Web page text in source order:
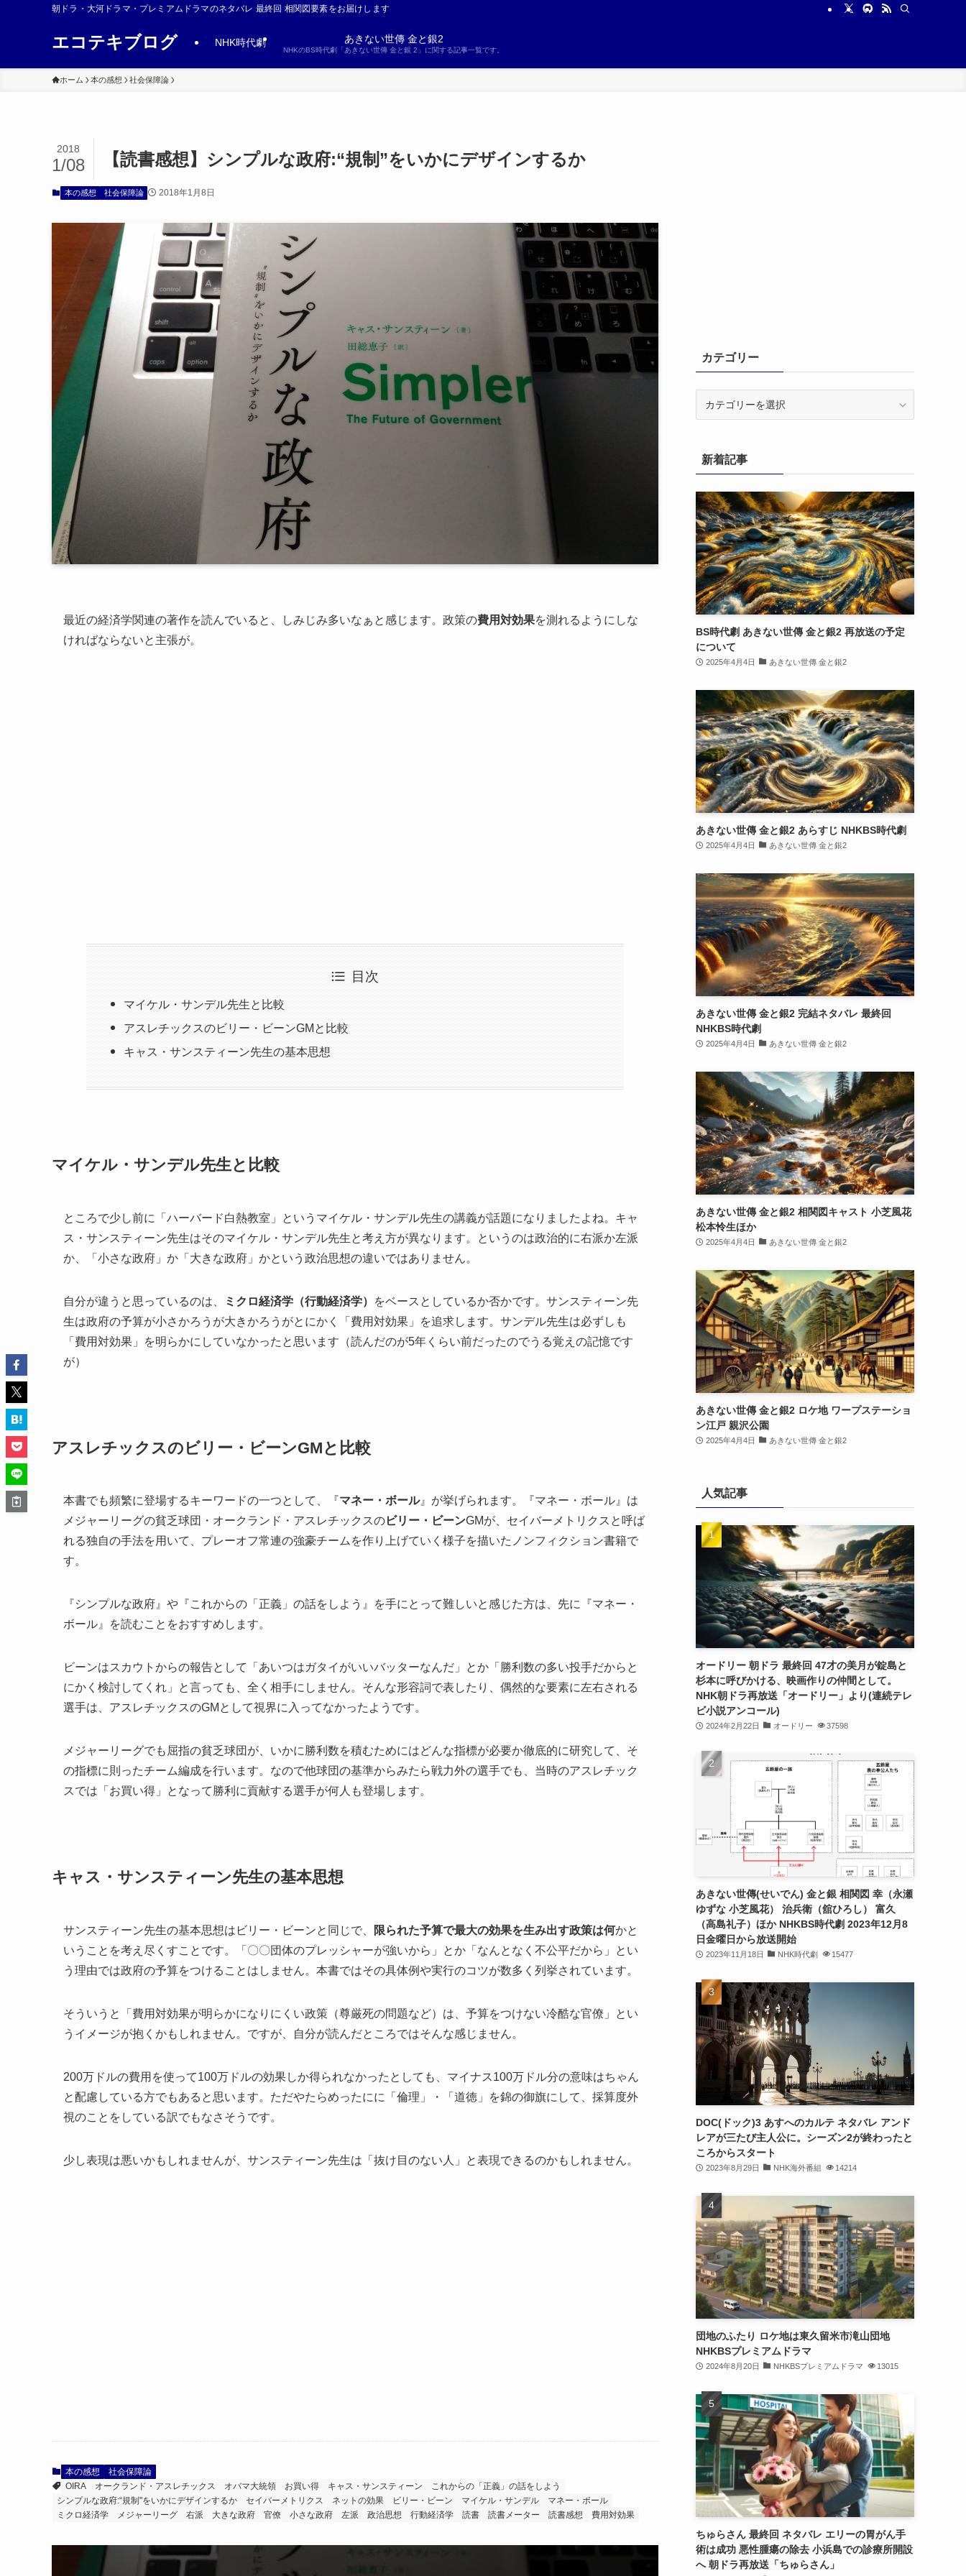
朝ドラ・大河ドラマ・プレミアムドラマのネタバレ 最終回 相関図要素をお届けします
エコテキブログ NHK時代劇 あきない世傳 金と銀2
NHKのBS時代劇「あきない世傳 金と銀 2」に関する記事一覧です。
ホーム 本の感想 社会保障論
【読書感想】シンプルな政府:“規制”をいかにデザインするか
2018
1/08
本の感想 社会保障論 2018年1月8日
最近の経済学関連の著作を読んでいると、しみじみ多いなぁと感じます。政策の費用対効果を測れるようにしな
ければならないと主張が。
目次
マイケル・サンデル先生と比較
アスレチックスのビリー・ビーンGMと比較
キャス・サンスティーン先生の基本思想
マイケル・サンデル先生と比較
ところで少し前に「ハーバード白熱教室」というマイケル・サンデル先生の講義が話題になりましたよね。キャ
ス・サンスティーン先生はそのマイケル・サンデル先生と考え方が異なります。というのは政治的に右派か左派
か、「小さな政府」か「大きな政府」かという政治思想の違いではありません。
自分が違うと思っているのは、 ミクロ経済学（行動経済学）
をベースとしているか否かです。サンスティーン先
生は政府の予算が小さかろうが大きかろうがとにかく「費用対効果」を追求します。サンデル先生は必ずしも
「費用対効果」を明らかにしていなかったと思います（読んだのが5年くらい前だったのでうる覚えの記憶です
が）
アスレチックスのビリー・ビーンGMと比較
本書でも頻繁に登場するキーワードの一つとして、『マネー・ボール』が挙げられます。『マネー・ボール』は
メジャーリーグの貧乏球団・オークランド・アスレチックスのビリー・ビーンGMが、セイバーメトリクスと呼ば
れる独自の手法を用いて、プレーオフ常連の強豪チームを作り上げていく様子を描いたノンフィクション書籍で
す。
『シンプルな政府』や『これからの「正義」の話をしよう』を手にとって難しいと感じた方は、先に『マネー・
ボール』を読むことをおすすめします。
ビーンはスカウトからの報告として「あいつはガタイがいいバッターなんだ」とか「勝利数の多い投手だからと
にかく検討してくれ」と言っても、全く相手にしません。そんな形容詞で表したり、偶然的な要素に左右される
選手は、アスレチックスのGMとして視界に入ってなかったようです。
メジャーリーグでも屈指の貧乏球団が、いかに勝利数を積むためにはどんな指標が必要か徹底的に研究して、そ
の指標に則ったチーム編成を行います。なので他球団の基準からみたら戦力外の選手でも、当時のアスレチック
スでは「お買い得」となって勝利に貢献する選手が何人も登場します。
キャス・サンスティーン先生の基本思想
サンスティーン先生の基本思想はビリー・ビーンと同じで、 限られた予算で最大の効果を生み出す政策は何かと
いうことを考え尽くすことです。「〇〇団体のプレッシャーが強いから」とか「なんとなく不公平だから」とい
う理由では政府の予算をつけることはしません。本書ではその具体例や実行のコツが数多く列挙されています。
そういうと「費用対効果が明らかになりにくい政策（尊厳死の問題など）は、予算をつけない冷酷な官僚」とい
うイメージが抱くかもしれません。ですが、自分が読んだところではそんな感じません。
200万ドルの費用を使って100万ドルの効果しか得られなかったとしても、マイナス100万ドル分の意味はちゃん
と配慮している方でもあると思います。ただやたらめったにに「倫理」・「道徳」を錦の御旗にして、採算度外
視のことをしている訳でもなさそうです。
少し表現は悪いかもしれませんが、サンスティーン先生は「抜け目のない人」と表現できるのかもしれません。
本の感想
社会保障論
OIRA
オークランド・アスレチックス オバマ大統領 お買い得 キャス・サンスティーン
これからの「正義」の話をしよう
シンプルな政府:“規制"をいかにデザインするか
セイバーメトリクス ネットの効果 ビリー・ビーン マイケル・サンデル
マネー・ボール
ミクロ経済学
メジャーリーグ 右派 大きな政府 官僚 小さな政府 左派 政治思想 行動経済学 読書 読書メーター 読書感想 費用対効果
カテゴリー
ー新着記事
BS時代劇 あきない世傳 金と銀2 再放送の予定
について
2025年4月4日 あきない世傳 金と銀2
あきない世傳 金と銀2 あらすじ NHKBS時代劇
2025年4月4日 あきない世傳 金と銀2
あきない世傳 金と銀2 完結ネタバレ 最終回
NHKBS時代劇
2025年4月4日 あきない世傳 金と銀2
あきない世傳 金と銀2 相関図キャスト 小芝風花
松本怜生ほか
2025年4月4日 あきない世傳 金と銀2
あきない世傳 金と銀2 ロケ地 ワープステーショ
ン江戸 親沢公園
2025年4月4日 あきない世傳 金と銀2
人気記事
オードリー 朝ドラ 最終回 47才の美月が錠島と
杉本に呼びかける、映画作りの仲間として。
NHK朝ドラ再放送「オードリー」より(連続テレ
ビ小説アンコール)
2024年2月22日 オードリー 37598
あきない世傳(せいでん) 金と銀 相関図 幸（永瀬
ゆずな 小芝風花） 治兵衛（舘ひろし） 富久
（高島礼子）ほか NHKBS時代劇 2023年12月8
日金曜日から放送開始
2023年11月18日 NHK時代劇 15477
DOC(ドック)3 あすへのカルテ ネタバレ アンド
レアが三たび主人公に。シーズン2が終わったと
ころからスタート
2023年8月29日 NHK海外番組 14214
団地のふたり ロケ地は東久留米市滝山団地
NHKBSプレミアムドラマ
2024年8月20日 NHKBSプレミアムドラマ 13015
ちゅらさん 最終回 ネタバレ エリーの胃がん手
術は成功 悪性腫瘍の除去 小浜島での診療所開設
へ 朝ドラ再放送「ちゅらさん」